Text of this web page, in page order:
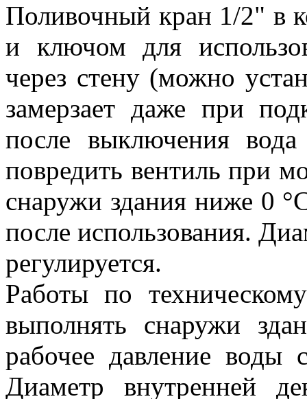
Поливочный кран 1/2" в
и ключом для
через стену (можно
замерзает даже при
после выключения
повредить вентиль при
снаружи здания ниже 0
после использования.
регулируется.
Работы по
выполнять снаружи
рабочее давление воды
Диаметр внутренней